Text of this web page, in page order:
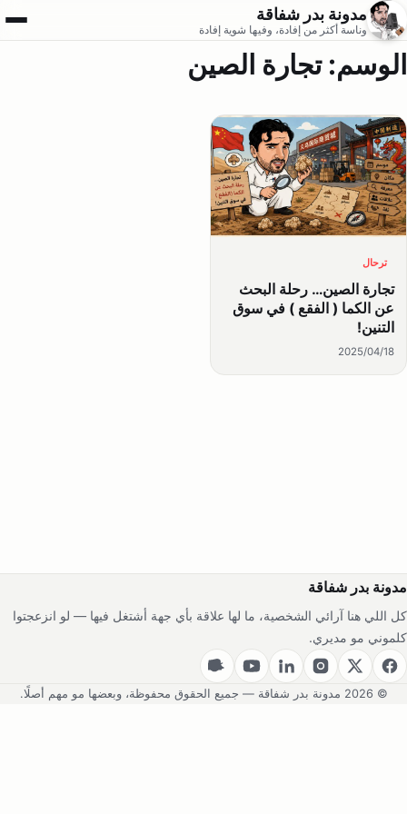
مدونة بدر شفاقة
وناسة أكثر من إفادة، وفيها شوية إفادة فتح
الوسم:تجارة الصين
ترحال
تجارة الصين… رحلة البحث
عن الكما ( الفقع ) في سوق
التنين!
2025/04/18
مدونة بدر شفاقة
كل اللي هنا آرائي الشخصية، ما لها علاقة بأي جهة أشتغل فيها — لو انزعجتوا
كلموني مو مديري.
© 2026 مدونة بدر شفاقة — جميع الحقوق محفوظة، وبعضها مو مهم أصلًا.